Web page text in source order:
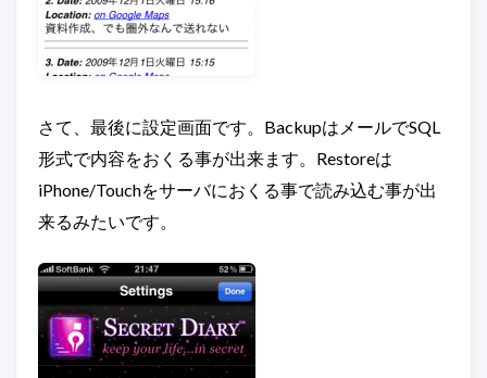
さて、最後に設定画面です。BackupはメールでSQL
形式で内容をおくる事が出来ます。Restoreは
iPhone/Touchをサーバにおくる事で読み込む事が出
来るみたいです。